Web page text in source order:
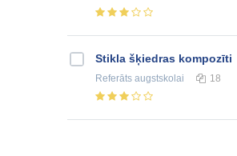
Stikla šķiedras kompozīti
Referāts augstskolai 18